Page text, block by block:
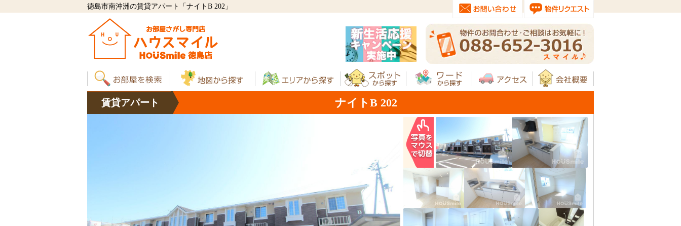
徳島市南沖洲の賃貸アパート「ナイトB 202」
賃貸アパート ナイトB 202